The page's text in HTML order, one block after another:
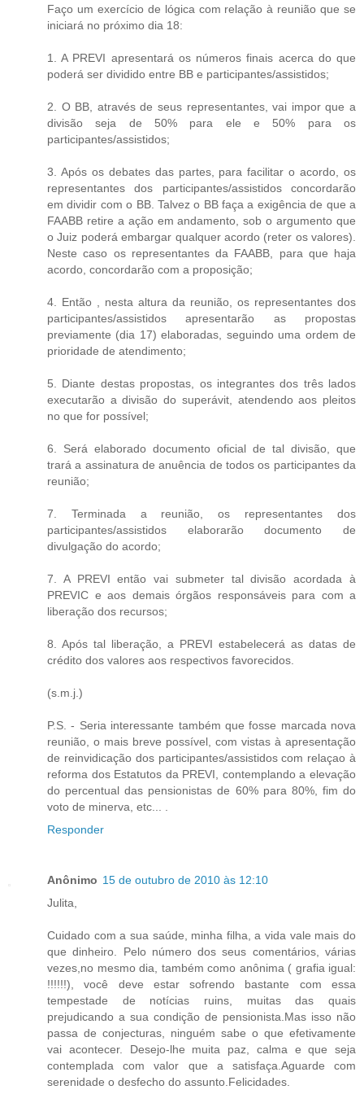
Faço um exercício de lógica com relação à reunião que se
iniciará no próximo dia 18:
1. A PREVI apresentará os números finais acerca do que
poderá ser dividido entre BB e participantes/assistidos;
2. O BB, através de seus representantes, vai impor que a
divisão seja de 50% para ele e 50% para os
participantes/assistidos;
3. Após os debates das partes, para facilitar o acordo, os
representantes dos participantes/assistidos concordarão
em dividir com o BB. Talvez o BB faça a exigência de que a
FAABB retire a ação em andamento, sob o argumento que
o Juiz poderá embargar qualquer acordo (reter os valores).
Neste caso os representantes da FAABB, para que haja
acordo, concordarão com a proposição;
4. Então , nesta altura da reunião, os representantes dos
participantes/assistidos apresentarão as propostas
previamente (dia 17) elaboradas, seguindo uma ordem de
prioridade de atendimento;
5. Diante destas propostas, os integrantes dos três lados
executarão a divisão do superávit, atendendo aos pleitos
no que for possível;
6. Será elaborado documento oficial de tal divisão, que
trará a assinatura de anuência de todos os participantes da
reunião;
7. Terminada a reunião, os representantes dos
participantes/assistidos elaborarão documento de
divulgação do acordo;
7. A PREVI então vai submeter tal divisão acordada à
PREVIC e aos demais órgãos responsáveis para com a
liberação dos recursos;
8. Após tal liberação, a PREVI estabelecerá as datas de
crédito dos valores aos respectivos favorecidos.
(s.m.j.)
P.S. - Seria interessante também que fosse marcada nova
reunião, o mais breve possível, com vistas à apresentação
de reinvidicação dos participantes/assistidos com relaçao à
reforma dos Estatutos da PREVI, contemplando a elevação
do percentual das pensionistas de 60% para 80%, fim do
voto de minerva, etc... .
Responder
Anônimo 15 de outubro de 2010 às 12:10
Julita,
Cuidado com a sua saúde, minha filha, a vida vale mais do
que dinheiro. Pelo número dos seus comentários, várias
vezes,no mesmo dia, também como anônima ( grafia igual:
!!!!!!), você deve estar sofrendo bastante com essa
tempestade de notícias ruins, muitas das quais
prejudicando a sua condição de pensionista.Mas isso não
passa de conjecturas, ninguém sabe o que efetivamente
vai acontecer. Desejo-lhe muita paz, calma e que seja
contemplada com valor que a satisfaça.Aguarde com
serenidade o desfecho do assunto.Felicidades.